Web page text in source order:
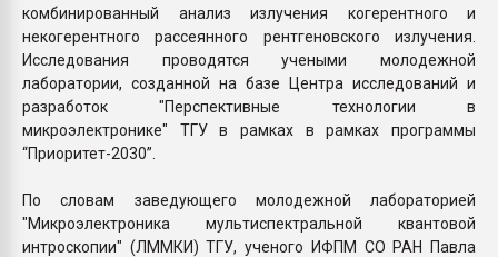
комбинированный анализ излучения когерентного и
некогерентного рассеянного рентгеновского излучения.
Исследования проводятся учеными молодежной
лаборатории, созданной на базе Центра исследований и
разработок "Перспективные технологии в
микроэлектронике" ТГУ в рамках в рамках программы
“Приоритет-2030”.
По словам заведующего молодежной лабораторией
"Микроэлектроника мультиспектральной квантовой
интроскопии" (ЛММКИ) ТГУ, ученого ИФПМ СО РАН Павла